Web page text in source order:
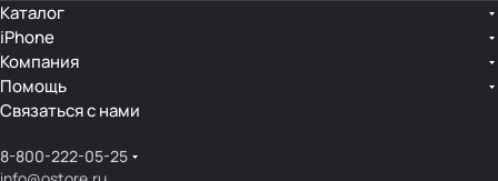
Каталог
iPhone
Компания
Помощь
Связаться с нами
8-800-222-05-25